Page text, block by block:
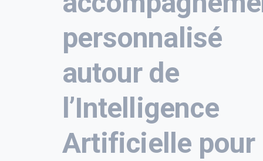
personnalisé
autour de
l’Intelligence
Artificielle pour